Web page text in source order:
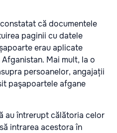
că documentele
paginii cu datele
erau aplicate
Mai mult, la o
persoanelor, angajații
paşapoartele afgane
au întrerupt călătoria celor
intrarea acestora în